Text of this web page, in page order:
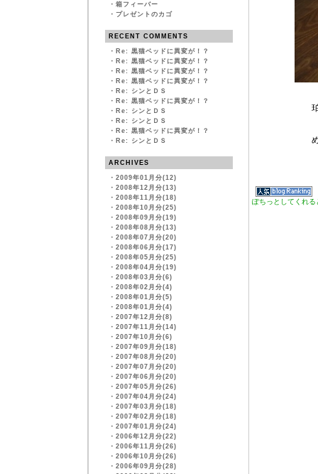
・ 箱フィーバー
・ プレゼントのカゴ
RECENT COMMENTS
・ Re: 黒猫ベッドに異変が！？
・ Re: 黒猫ベッドに異変が！？
・ Re: 黒猫ベッドに異変が！？
・ Re: 黒猫ベッドに異変が！？
・ Re: シンとＤＳ
・ Re: 黒猫ベッドに異変が！？
・ Re: シンとＤＳ
・ Re: シンとＤＳ
・ Re: 黒猫ベッドに異変が！？
・ Re: シンとＤＳ
ARCHIVES
・ 2009年01月分(12)
・ 2008年12月分(13)
・ 2008年11月分(18)
・ 2008年10月分(25)
・ 2008年09月分(19)
・ 2008年08月分(13)
・ 2008年07月分(20)
・ 2008年06月分(17)
・ 2008年05月分(25)
・ 2008年04月分(19)
・ 2008年03月分(6)
・ 2008年02月分(4)
・ 2008年01月分(5)
・ 2008年01月分(4)
・ 2007年12月分(8)
・ 2007年11月分(14)
・ 2007年10月分(6)
・ 2007年09月分(18)
・ 2007年08月分(20)
・ 2007年07月分(20)
・ 2007年06月分(20)
・ 2007年05月分(26)
・ 2007年04月分(24)
・ 2007年03月分(18)
・ 2007年02月分(18)
・ 2007年01月分(24)
・ 2006年12月分(22)
・ 2006年11月分(26)
・ 2006年10月分(26)
・ 2006年09月分(28)
珀 （一緒に
めずらしく
ぽちっとしてくれ